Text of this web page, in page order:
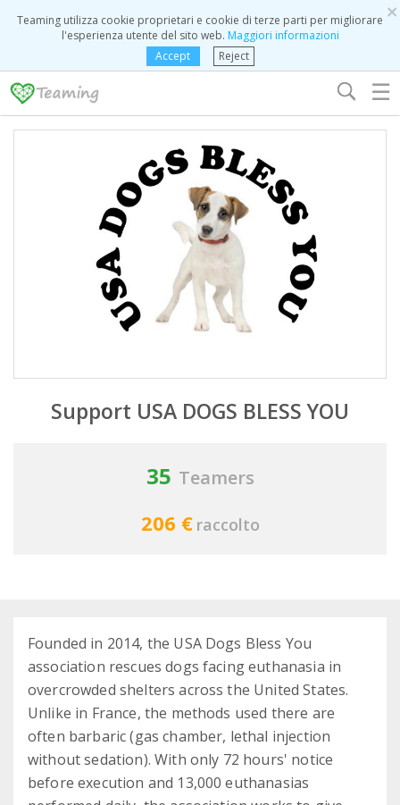
×
Teaming utilizza cookie proprietari e cookie di terze parti per migliorare
l'esperienza utente del sito web. Maggiori informazioni
Accept
Reject
☰
Support USA DOGS BLESS YOU
35 Teamers
206 € raccolto
Founded in 2014, the USA Dogs Bless You
association rescues dogs facing euthanasia in
overcrowded shelters across the United States.
Unlike in France, the methods used there are
often barbaric (gas chamber, lethal injection
without sedation). With only 72 hours' notice
before execution and 13,000 euthanasias